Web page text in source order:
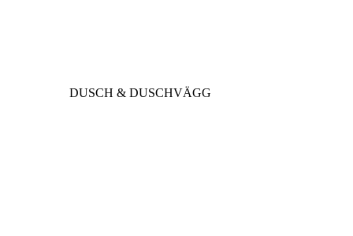
DUSCH & DUSCHVÄGG